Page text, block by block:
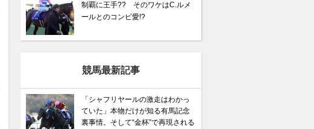
制覇に王手?? そのワケはC.ルメ
ールとのコンビ愛!?
競馬最新記事
「シャフリヤールの激走はわかっ
ていた」本物だけが知る有馬記念
裏事情。そして“金杯”で再現される